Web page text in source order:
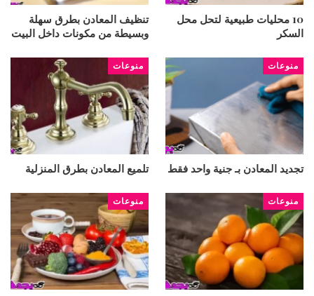
10 محليات طبيعية لتحل محل
السكر
تنظيف المعادن بطرق سهلة
وبسيطة من مكونات داخل البيت
منوعات
تجديد المعادن بـ جنية واحد فقط
منوعات
تلميع المعادن بطرق المنزلية
منوعات منوعات